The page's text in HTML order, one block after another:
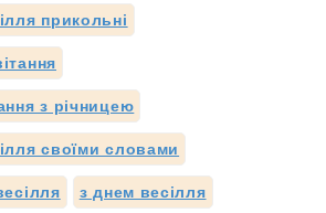
прикольні
з річницею
своїми словами
з днем весілля